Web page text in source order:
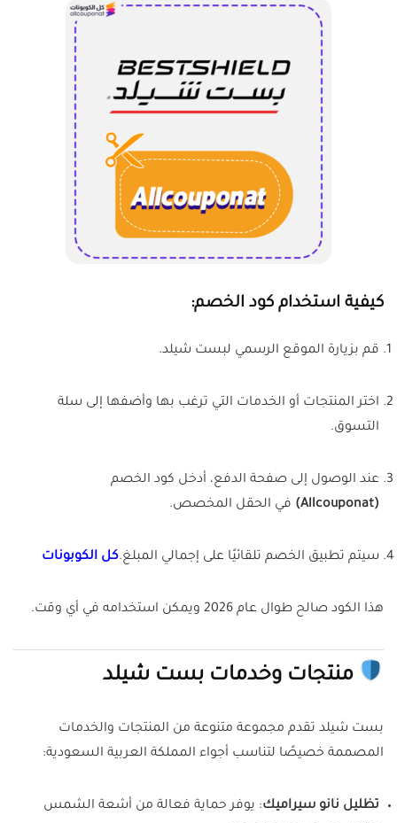
كيفية استخدام كود الخصم:
قم بزيارة الموقع الرسمي لبست شيلد.
اختر المنتجات أو الخدمات التي ترغب بها وأضفها إلى سلة
التسوق.
عند الوصول إلى صفحة الدفع، أدخل كود الخصم
(Allcouponat)
في الحقل المخصص.
سيتم تطبيق الخصم تلقائيًا على إجمالي المبلغ.كل الكوبونات
هذا الكود صالح طوال عام 2026 ويمكن استخدامه في أي وقت.
منتجات وخدمات بست شيلد
بست شيلد تقدم مجموعة متنوعة من المنتجات والخدمات
المصممة خصيصًا لتناسب أجواء المملكة العربية السعودية:
تظليل نانو سيراميك: يوفر حماية فعالة من أشعة الشمس